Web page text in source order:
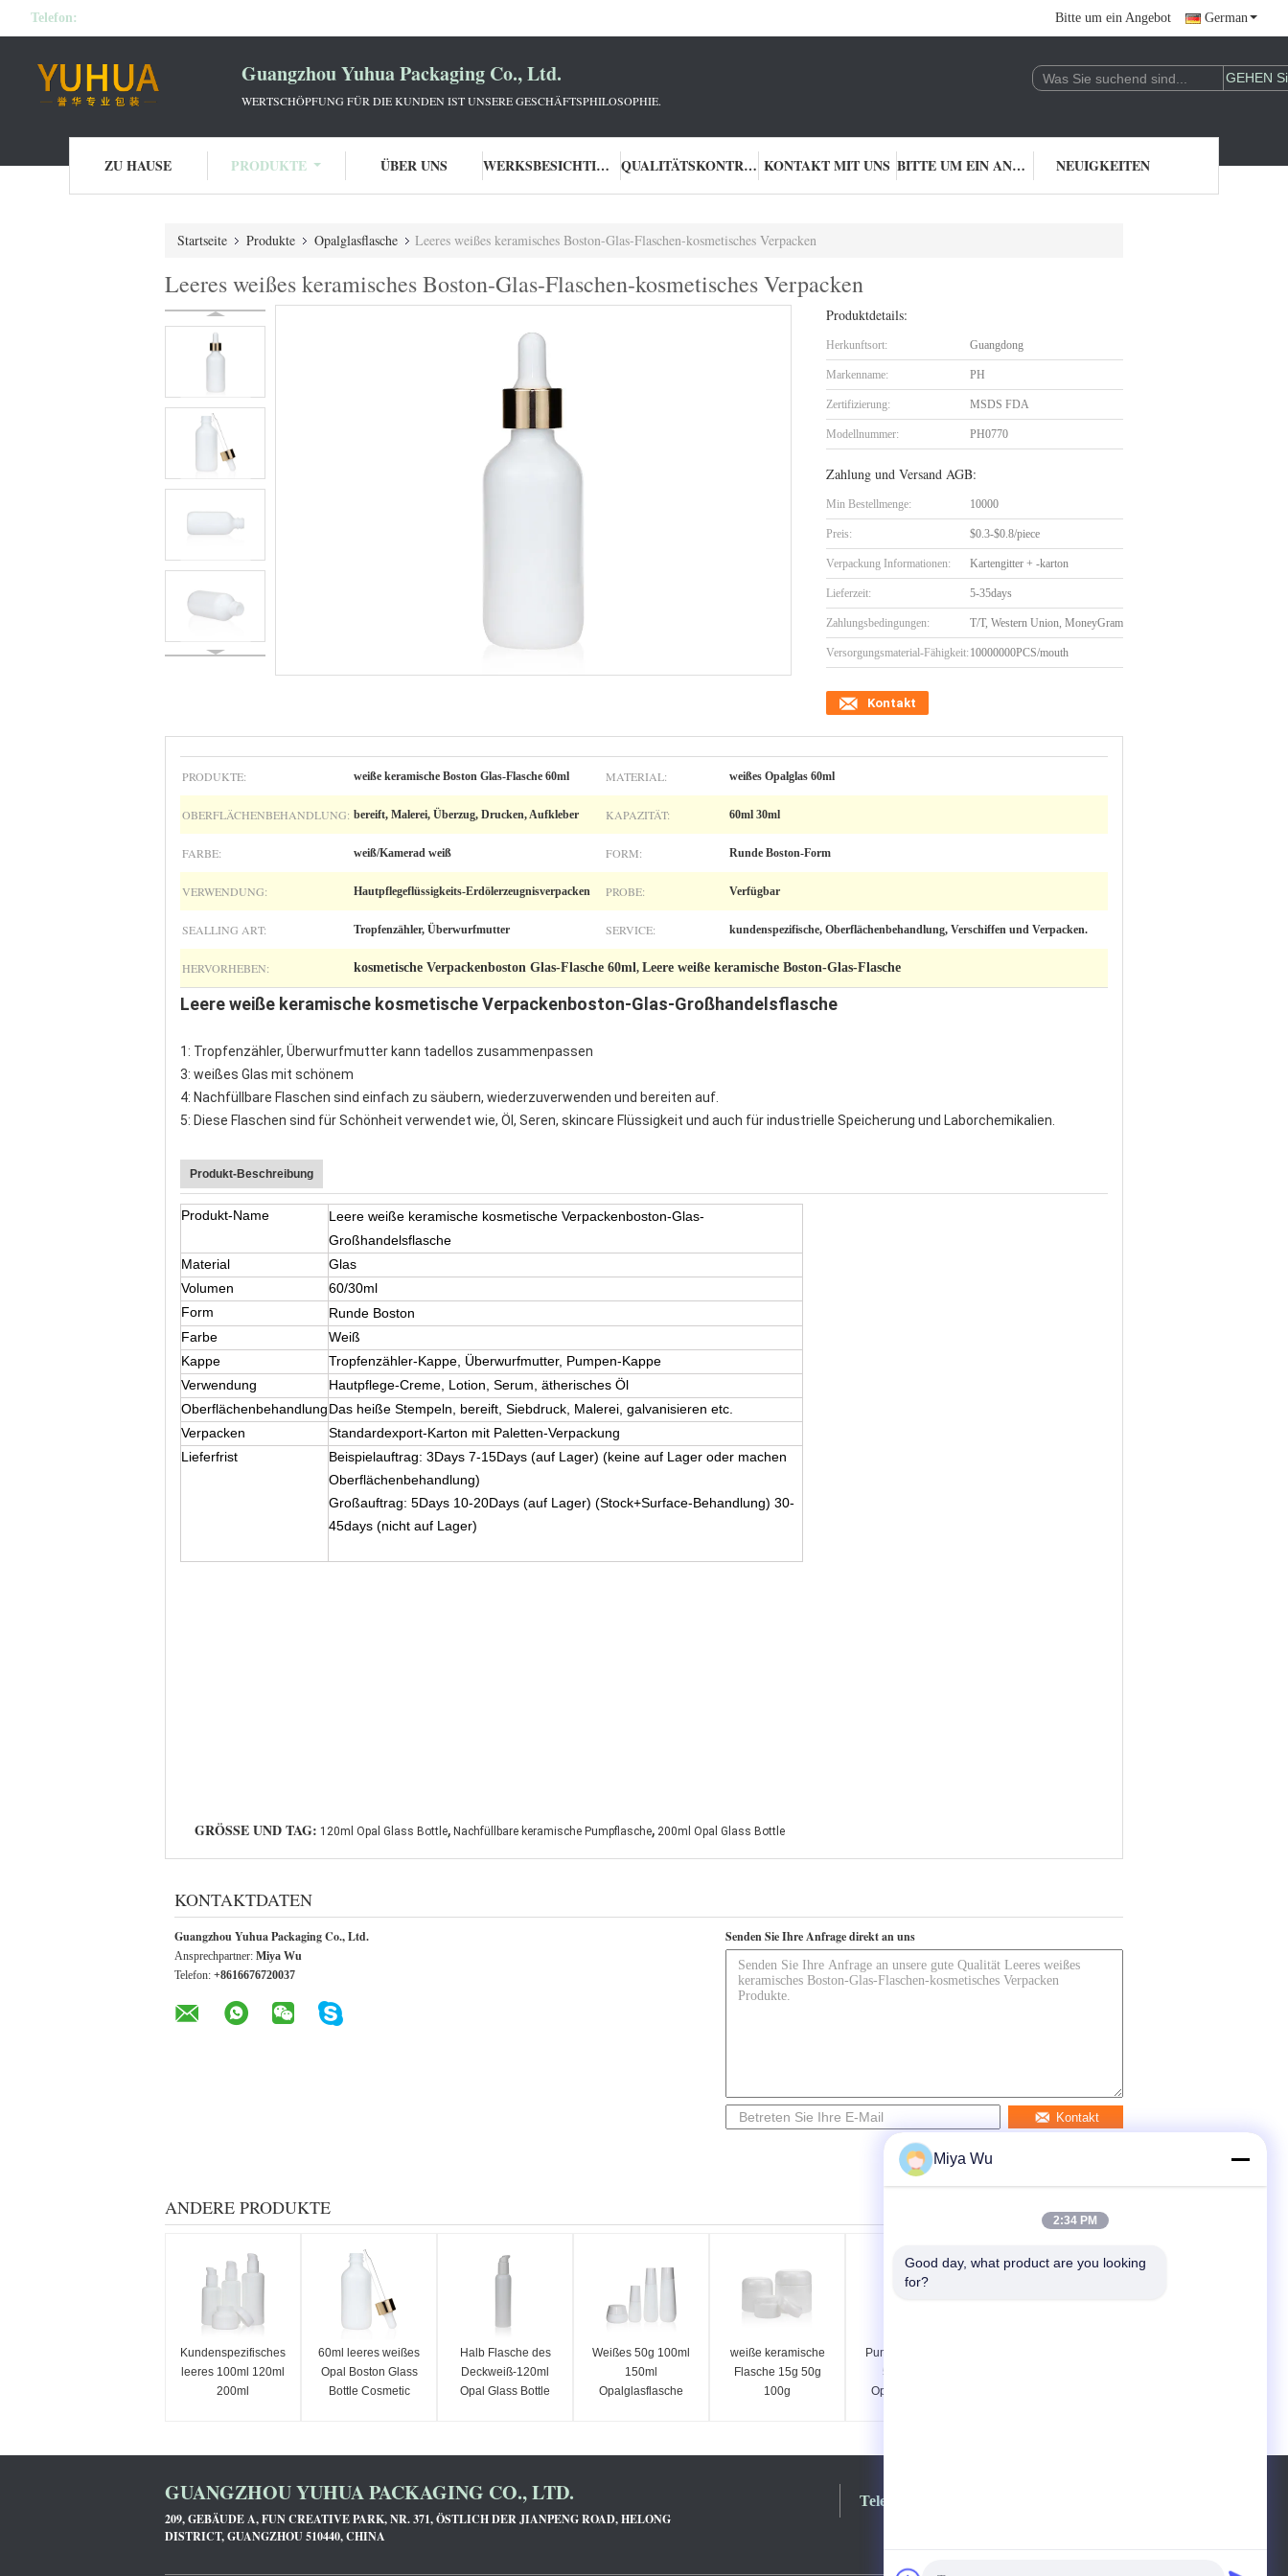
Telefon: Bitte um ein Angebot German
Guangzhou Yuhua Packaging Co., Ltd.
WERTSCHÖPFUNG FÜR DIE KUNDEN IST UNSERE GESCHÄFTSPHILOSOPHIE.
ZU HAUSE PRODUKTE ÜBER UNS WERKSBESICHTIGUNG QUALITÄTSKONTROLLE KONTAKT MIT UNS BITTE UM EIN ANGEBOT NEUIGKEITEN
Startseite Produkte Opalglasflasche Leeres weißes keramisches Boston-Glas-Flaschen-kosmetisches Verpacken
Leeres weißes keramisches Boston-Glas-Flaschen-kosmetisches Verpacken
Produktdetails:
Herkunftsort: Guangdong
Markenname: PH
Zertifizierung: MSDS FDA
Modellnummer: PH0770
Zahlung und Versand AGB:
Min Bestellmenge: 10000
Preis: $0.3-$0.8/piece
Verpackung Informationen: Kartengitter + -karton
Lieferzeit: 5-35days
Zahlungsbedingungen: T/T, Western Union, MoneyGram
Versorgungsmaterial-Fähigkeit: 10000000PCS/mouth
Kontakt
PRODUKTE: weiße keramische Boston Glas-Flasche 60ml MATERIAL: weißes Opalglas 60ml
OBERFLÄCHENBEHANDLUNG: bereift, Malerei, Überzug, Drucken, Aufkleber KAPAZITÄT: 60ml 30ml
FARBE: weiß/Kamerad weiß FORM: Runde Boston-Form
VERWENDUNG: Hautpflegeflüssigkeits-Erdölerzeugnisverpacken PROBE: Verfügbar
SEALLING ART: Tropfenzähler, Überwurfmutter SERVICE: kundenspezifische, Oberflächenbehandlung, Verschiffen und Verpacken.
HERVORHEBEN: kosmetische Verpackenboston Glas-Flasche 60ml, Leere weiße keramische Boston-Glas-Flasche
Leere weiße keramische kosmetische Verpackenboston-Glas-Großhandelsflasche
1: Tropfenzähler, Überwurfmutter kann tadellos zusammenpassen
3: weißes Glas mit schönem
4: Nachfüllbare Flaschen sind einfach zu säubern, wiederzuverwenden und bereiten auf.
5: Diese Flaschen sind für Schönheit verwendet wie, Öl, Seren, skincare Flüssigkeit und auch für industrielle Speicherung und Laborchemikalien.
Produkt-Beschreibung
Produkt-Name
Leere weiße keramische kosmetische Verpackenboston-Glas-
Großhandelsflasche
Material
Glas
Volumen
60/30ml
Form
Runde Boston
Farbe
Weiß
Kappe
Tropfenzähler-Kappe, Überwurfmutter, Pumpen-Kappe
Verwendung
Hautpflege-Creme, Lotion, Serum, ätherisches Öl
OberflächenbehandlungDas heiße Stempeln, bereift, Siebdruck, Malerei, galvanisieren etc.
Verpacken
Standardexport-Karton mit Paletten-Verpackung
Lieferfrist
Beispielauftrag: 3Days 7-15Days (auf Lager) (keine auf Lager oder machen
Oberflächenbehandlung)
Großauftrag: 5Days 10-20Days (auf Lager) (Stock+Surface-Behandlung) 30-
45days (nicht auf Lager)
GRÖSSE UND TAG: 120ml Opal Glass Bottle, Nachfüllbare keramische Pumpflasche, 200ml Opal Glass Bottle
KONTAKTDATEN
Guangzhou Yuhua Packaging Co., Ltd.
Ansprechpartner: Miya Wu
Telefon: +8616676720037
Senden Sie Ihre Anfrage direkt an uns
Kontakt
ANDERE PRODUKTE
Kundenspezifisches
leeres 100ml 120ml
200ml
60ml leeres weißes
Opal Boston Glass
Bottle Cosmetic
Halb Flasche des
Deckweiß-120ml
Opal Glass Bottle
Weißes 50g 100ml
150ml
Opalglasflasche
weiße keramische
Flasche 15g 50g
100g
Pumpflasche 30ml
50ml 100ml
Opalglasflasche
GUANGZHOU YUHUA PACKAGING CO., LTD.
209, GEBÄUDE A, FUN CREATIVE PARK, NR. 371, ÖSTLICH DER JIANPENG ROAD, HELONG
DISTRICT, GUANGZHOU 510440, CHINA
Telefon:
Miya Wu
2:34 PM
Good day, what product are you looking
for?